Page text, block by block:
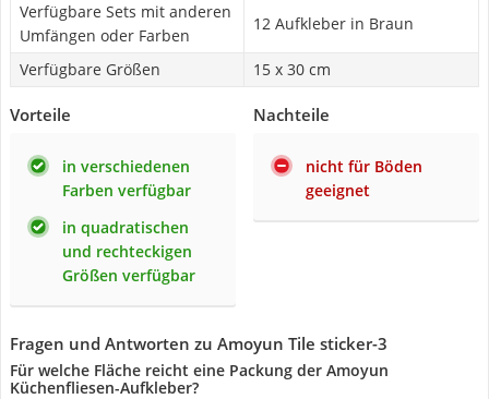
Verfügbare Sets mit anderen
Umfängen oder Farben
12 Aufkleber in Braun
Verfügbare Größen 15 x 30 cm
Vorteile
in verschiedenen
Farben verfügbar
in quadratischen
und rechteckigen
Größen verfügbar
Nachteile
nicht für Böden
geeignet
Fragen und Antworten zu Amoyun Tile sticker-3
Für welche Fläche reicht eine Packung der Amoyun
Küchenfliesen-Aufkleber?